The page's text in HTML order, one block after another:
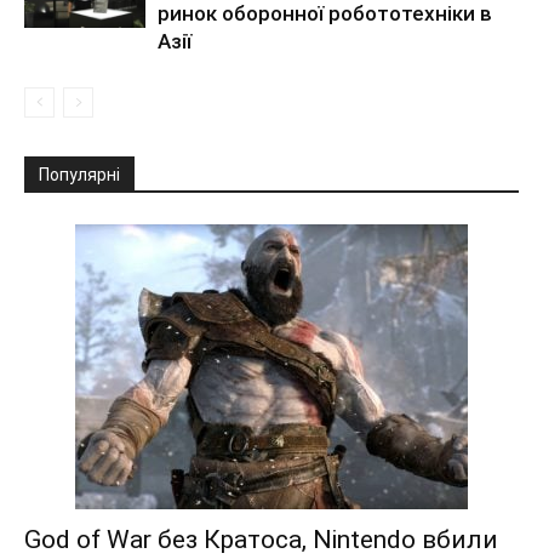
ринок оборонної робототехніки в
Азії
Популярні
God of War без Кратоса, Nintendo вбили